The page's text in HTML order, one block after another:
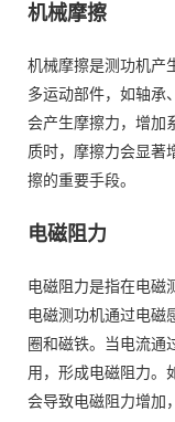
机械摩擦
机械摩擦是测功机产
多运动部件，如轴承
会产生摩擦力，增加
质时，摩擦力会显著
擦的重要手段。
电磁阻力
电磁阻力是指在电磁
电磁测功机通过电磁
圈和磁铁。当电流通
用，形成电磁阻力。
会导致电磁阻力增加